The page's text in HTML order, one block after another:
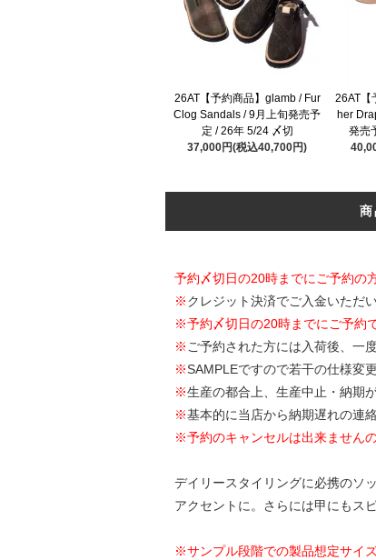
26AT【予約商品】glamb / Fur
Clog Sandals / 9月上旬発売予
定 / 26年 5/24 〆切
37,000円(税込40,700円)
26AT【
her
発売
商
予約〆切日の20時までにご予約の
※クレジット決済でご入金いただ
※予約〆切日の20時までにご予約
※ ご予約された方には入荷後、一
※SAMPLEですので若干の仕様変
※生産の都合上、生産中止・納期
※基本的に当店から納期遅れの連
※予約のキャンセルは出来ません
デイリースタイリングに必携のソ
アクセントに。さらには甲にもス
※サンプル段階での製品想定サイ